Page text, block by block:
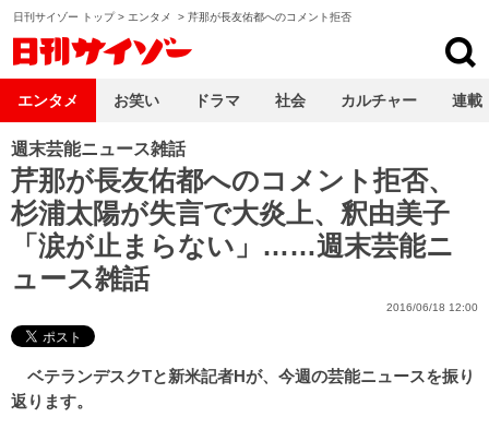
日刊サイゾー トップ> エンタメ > 芹那が長友佑都へのコメント拒否
週末芸能ニュース雑話
芹那が長友佑都へのコメント拒否、
杉浦太陽が失言で大炎上、釈由美子
「涙が止まらない」……週末芸能ニ
ュース雑話
2016/06/18 12:00
ベテランデスクTと新米記者Hが、今週の芸能ニュースを振り
返ります。
エンタメ お笑い ドラマ 社会 カルチャー 連載